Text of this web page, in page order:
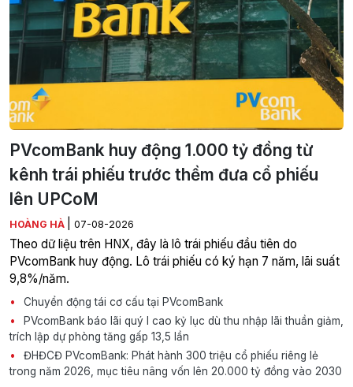
PVcomBank huy động 1.000 tỷ đồng từ
kênh trái phiếu trước thềm đưa cổ phiếu
lên UPCoM
HOÀNG HÀ 07-08-2026
Theo dữ liệu trên HNX, đây là lô trái phiếu đầu tiên do
PVcomBank huy động. Lô trái phiếu có ký hạn 7 năm, lãi suất
9,8%/năm.
Chuyển động tái cơ cấu tại PVcomBank
PVcomBank báo lãi quý I cao kỷ lục dù thu nhập lãi thuần giảm,
trích lập dự phòng tăng gấp 13,5 lần
ĐHĐCĐ PVcomBank: Phát hành 300 triệu cổ phiếu riêng lẻ
trong năm 2026, mục tiêu nâng vốn lên 20.000 tỷ đồng vào 2030